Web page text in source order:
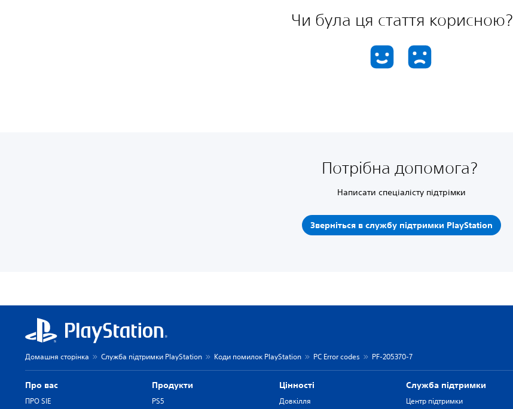
Чи була ця стаття корисною?
Потрібна допомога?
Написати спеціалісту підтрімки
Зверніться в службу підтримки PlayStation
Домашня сторінка Служба підтримки PlayStation Коди помилок PlayStation PC Error codes PF-205370-7
Про вас
ПРО SIE
Продукти
PS5
Цiнностi
Довкілля
Служба підтримки
Центр підтримки